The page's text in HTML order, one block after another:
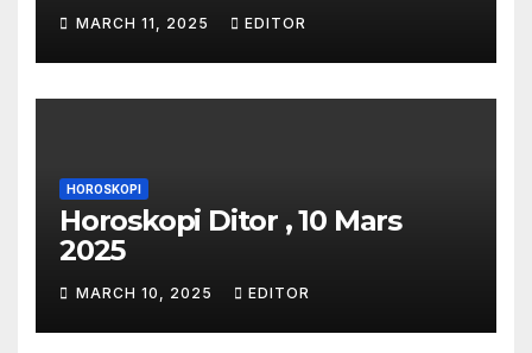
MARCH 11, 2025 EDITOR
HOROSKOPI
Horoskopi Ditor , 10 Mars
2025
MARCH 10, 2025 EDITOR